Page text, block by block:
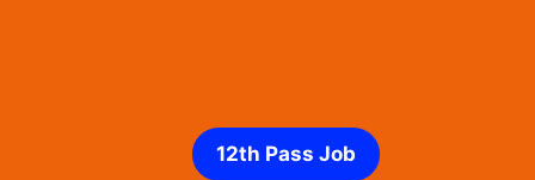
12th Pass Job